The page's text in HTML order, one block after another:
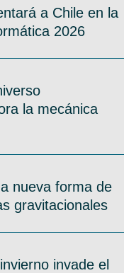
a Chile en la
2026
la mecánica
nueva forma de
gravitacionales
invade el